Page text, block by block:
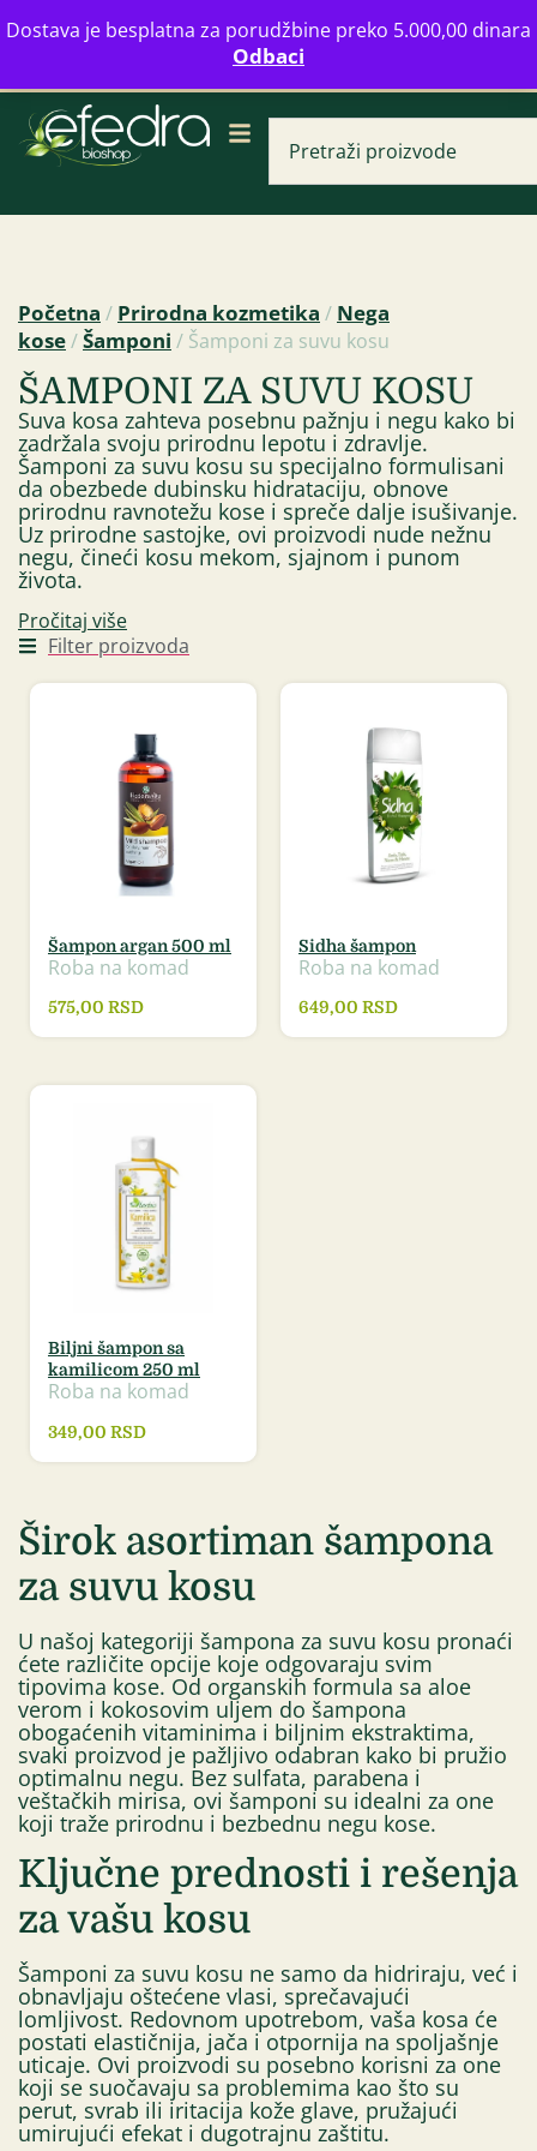
Dostava je besplatna za porudžbine preko 5.000,00 dinara
Odbaci
Tri kurkumin
2.209,00RSD
Bulevar Mihajla Pupina 16b, Novi Beograd
info@zdravahranaonline.rs+381 (0)11 770 39 61
Radno vreme: Ponedeljak - Petak od 08-20h
Početna / Prirodna kozmetika / Nega
kose/Šamponi / Šamponi za suvu kosu
ŠAMPONI ZA SUVU KOSU
Suva kosa zahteva posebnu pažnju i negu kako bi
zadržala svoju prirodnu lepotu i zdravlje.
Šamponi za suvu kosu su specijalno formulisani
da obezbede dubinsku hidrataciju, obnove
prirodnu ravnotežu kose i spreče dalje isušivanje.
Uz prirodne sastojke, ovi proizvodi nude nežnu
negu, čineći kosu mekom, sjajnom i punom
života.
Pročitaj više
Filter proizvoda
Šampon argan 500 ml
Roba na komad
575,00 RSD
Sidha šampon
Roba na komad
649,00 RSD
Biljni šampon sa
kamilicom 250 ml
Roba na komad
349,00 RSD
Širok asortiman šampona
za suvu kosu
U našoj kategoriji šampona za suvu kosu pronaći
ćete različite opcije koje odgovaraju svim
tipovima kose. Od organskih formula sa aloe
verom i kokosovim uljem do šampona
obogaćenih vitaminima i biljnim ekstraktima,
svaki proizvod je pažljivo odabran kako bi pružio
optimalnu negu. Bez sulfata, parabena i
veštačkih mirisa, ovi šamponi su idealni za one
koji traže prirodnu i bezbednu negu kose.
Ključne prednosti i rešenja
za vašu kosu
Šamponi za suvu kosu ne samo da hidriraju, već i
obnavljaju oštećene vlasi, sprečavajući
lomljivost. Redovnom upotrebom, vaša kosa će
postati elastičnija, jača i otpornija na spoljašnje
uticaje. Ovi proizvodi su posebno korisni za one
koji se suočavaju sa problemima kao što su
perut, svrab ili iritacija kože glave, pružajući
umirujući efekat i dugotrajnu zaštitu.